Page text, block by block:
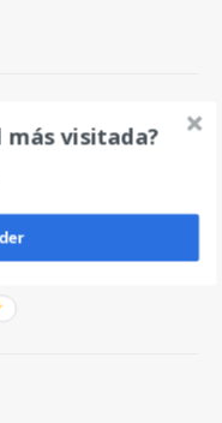
visitada?